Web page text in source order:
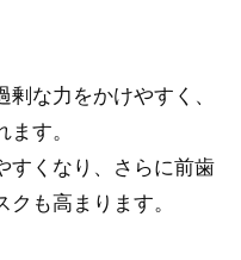
な力をかけやすく、
す。
すくなり、さらに前歯
も高まります。